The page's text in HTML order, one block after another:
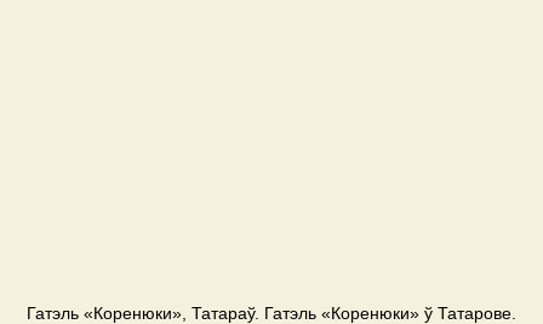
Гатэль «Коренюки», Татараў. Гатэль «Коренюки» ў Татарове.